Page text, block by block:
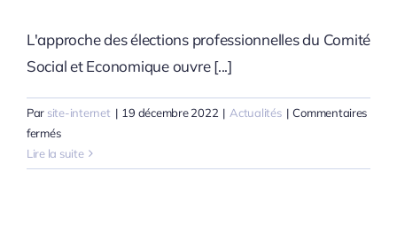
L'approche des élections professionnelles du Comité
Social et Economique ouvre [...]
Par site-internet | 19 décembre 2022 | Actualités | Commentaires
ferméssur
Elections
CSE
Lire la suite